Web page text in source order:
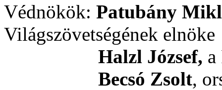
Védnökök: Patubány
Világszövetségének elnöke
Halzl József, a
Becsó Zsolt,